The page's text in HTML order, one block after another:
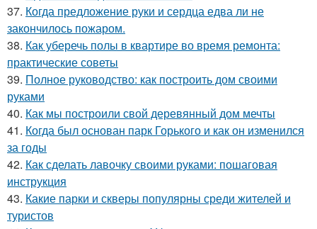
37. Когда предложение руки и сердца едва ли не
закончилось пожаром.
38. Как уберечь полы в квартире во время ремонта:
практические советы
39. Полное руководство: как построить дом своими
руками
40. Как мы построили свой деревянный дом мечты
41. Когда был основан парк Горького и как он изменился
за годы
42. Как сделать лавочку своими руками: пошаговая
инструкция
43. Какие парки и скверы популярны среди жителей и
туристов